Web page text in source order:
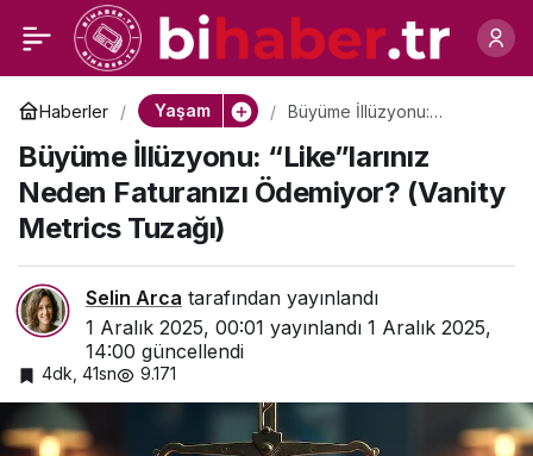
Haberler Yaşam
Büyüme İllüzyonu:
Faturanızı Ödemiyor?
(Vanity Metrics Tuzağı)
Büyüme İllüzyonu: “Like”larınız
Neden Faturanızı Ödemiyor? (Vanity
Metrics Tuzağı)
Selin Arca tarafından yayınlandı
1 Aralık 2025, 00:01 yayınlandı 1 Aralık 2025,
14:00 güncellendi
4dk, 41sn 9.171
Kalıcı Eyeliner
Yaptırmadan Önce
Bilmeniz Gereken 8
Hayati Kural
0 Paylaş